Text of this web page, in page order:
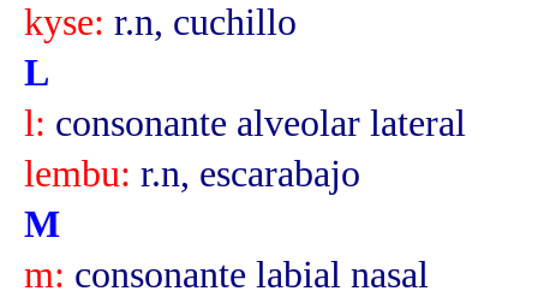
kyse: r.n, cuchillo
L
l: consonante alveolar lateral
lembu: r.n, escarabajo
M
m: consonante labial nasal